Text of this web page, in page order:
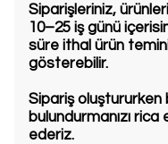
Siparişleriniz,
10–25 iş günü
süre ithal ürün
gösterebilir.
Sipariş oluştururken
bulundurmanızı rica
ederiz.